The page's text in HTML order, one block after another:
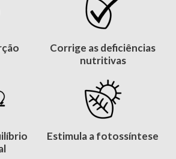
Corrige as deficiências
nutritivas
Estimula a fotossíntese